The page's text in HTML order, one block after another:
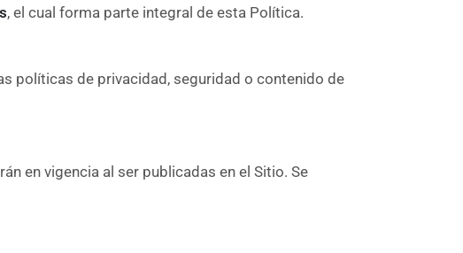
, el cual forma parte integral de esta Política.
políticas de privacidad, seguridad o contenido de
en vigencia al ser publicadas en el Sitio. Se